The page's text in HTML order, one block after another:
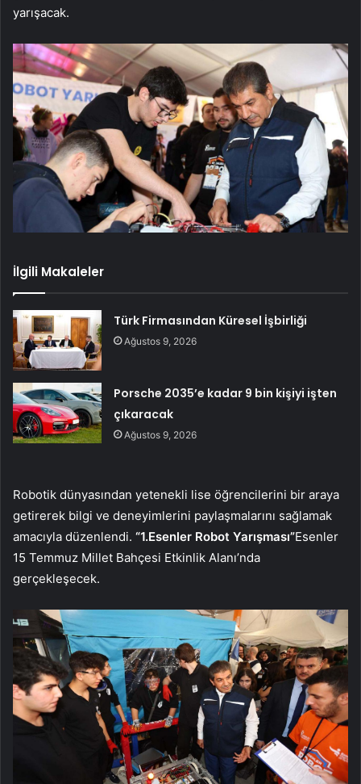
yarışacak.
İlgili Makaleler
Türk Firmasından Küresel İşbirliği
Ağustos 9, 2026
Porsche 2035’e kadar 9 bin kişiyi işten
çıkaracak
Ağustos 9, 2026
Robotik dünyasından yetenekli lise öğrencilerini bir araya
getirerek bilgi ve deneyimlerini paylaşmalarını sağlamak
amacıyla düzenlendi. “1.Esenler Robot Yarışması”Esenler
15 Temmuz Millet Bahçesi Etkinlik Alanı’nda
gerçekleşecek.